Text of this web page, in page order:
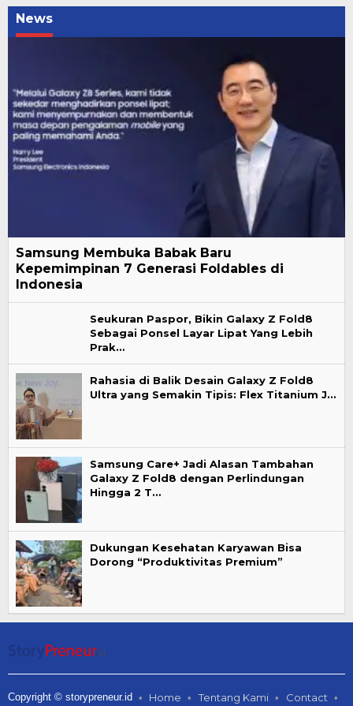
News
Samsung Membuka Babak Baru
Kepemimpinan 7 Generasi Foldables di
Indonesia
Seukuran Paspor, Bikin Galaxy Z Fold8
Sebagai Ponsel Layar Lipat Yang Lebih
Prak…
Rahasia di Balik Desain Galaxy Z Fold8
Ultra yang Semakin Tipis: Flex Titanium J…
Samsung Care+ Jadi Alasan Tambahan
Galaxy Z Fold8 dengan Perlindungan
Hingga 2 T…
Dukungan Kesehatan Karyawan Bisa
Dorong “Produktivitas Premium”
Copyright © storypreneur.id Home Tentang Kami Contact